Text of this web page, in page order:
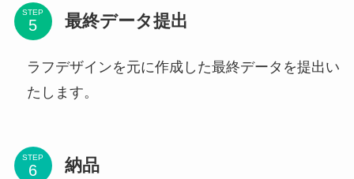
STEP 最終データ提出
ラフデザインを元に作成した最終データを提出い
たします。
STEP 納品